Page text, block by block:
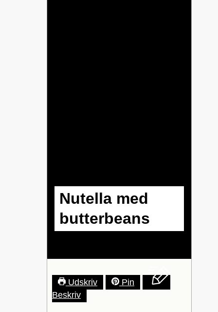
Nutella med
butterbeans
Udskriv
Pin
Beskriv